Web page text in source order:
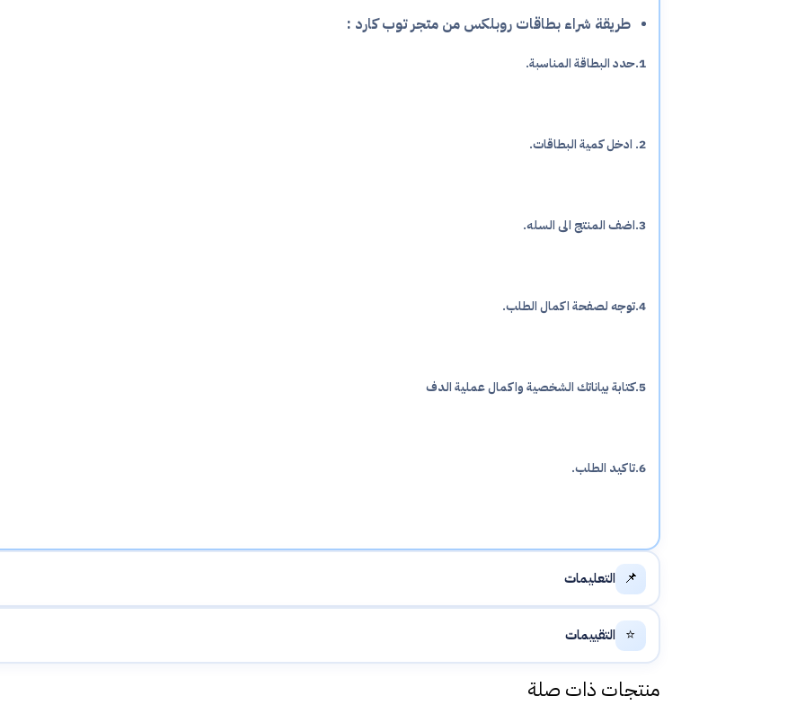
طريقة شراء بطاقات روبلكس من متجر توب كارد :
1.حدد البطاقة المناسبة.
2. ادخل كمية البطاقات.
3.اضف المنتج الى السله.
4.توجه لصفحة اكمال الطلب.
5.كتابة بياناتك الشخصية واكمال عملية الدف
6.تاكيد الطلب.
📌 التعليمات
⭐ التقييمات
منتجات ذات صلة